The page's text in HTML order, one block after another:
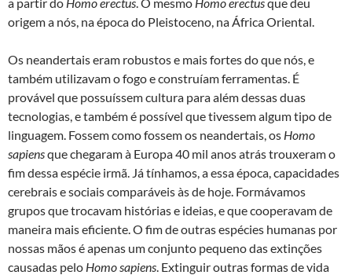
origem a nós, na época do Pleistoceno, na África Oriental.
Os neandertais eram robustos e mais fortes do que nós, e
também utilizavam o fogo e construíam ferramentas. É
provável que possuíssem cultura para além dessas duas
tecnologias, e também é possível que tivessem algum tipo de
linguagem. Fossem como fossem os neandertais, os Homo
sapiensque chegaram à Europa 40 mil anos atrás trouxeram o
fim dessa espécie irmã. Já tínhamos, a essa época, capacidades
cerebrais e sociais comparáveis às de hoje. Formávamos
grupos que trocavam histórias e ideias, e que cooperavam de
maneira mais eficiente. O fim de outras espécies humanas por
nossas mãos é apenas um conjunto pequeno das extinções
causadas pelo Homo sapiens . Extinguir outras formas de vida